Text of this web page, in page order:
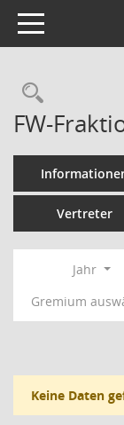
Toggle navigation
FW-
Vertreter
Jahr
Gremium
Keine Daten